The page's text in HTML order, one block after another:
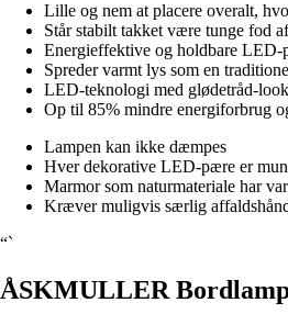
Lille og nem at placere overalt,
Står stabilt takket være tunge fod
Energieffektive og holdbare LED-
Spreder varmt lys som en
LED-teknologi med glødetråd-
Op til 85% mindre energiforbrug
Lampen kan ikke dæmpes
Hver dekorative LED-pære er
Marmor som naturmateriale har
Kræver muligvis særlig
“`
ÅSKMULLER